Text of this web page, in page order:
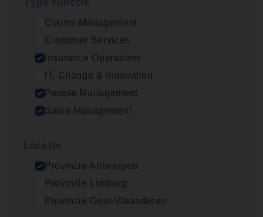
Claims Management
Customer Services
Insurance Operations
IT, Change & Innovation
People Management
Sales Management
Provincie Antwerpen
Provincie Limburg
Provincie Oost-Vlaanderen
Dos­sier­be­heer­der ver­ze­ke­rin­gen — Soci­al
Pro­fit en Public
Insurance Operations
Antwerpen
Insurance Operations
Beveren